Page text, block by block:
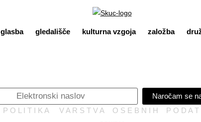
glasba gledališče kulturna vzgoja založba
Naročam se
P O L I T I K A V A R S T V A O S E B N I H P O D A T